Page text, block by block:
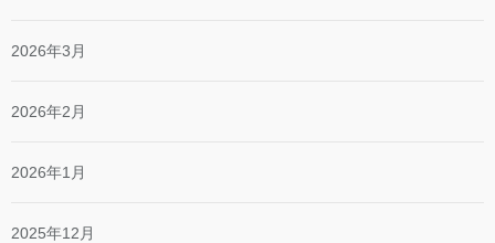
2026年3月
2026年2月
2026年1月
2025年12月